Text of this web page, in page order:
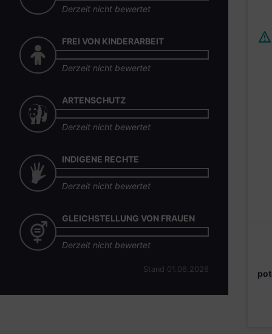
Derzeit nicht bewertet
FREI VON KINDERARBEIT
Derzeit nicht bewertet
ARTENSCHUTZ
Derzeit nicht bewertet
INDIGENE RECHTE
Derzeit nicht bewertet
GLEICHSTELLUNG VON FRAUEN
Derzeit nicht bewertet
Stand 01.06.2026